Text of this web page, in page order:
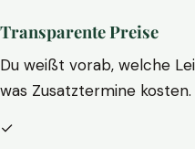
Transparente Preise
Du weißt vorab, welche
was Zusatztermine kosten.
✓